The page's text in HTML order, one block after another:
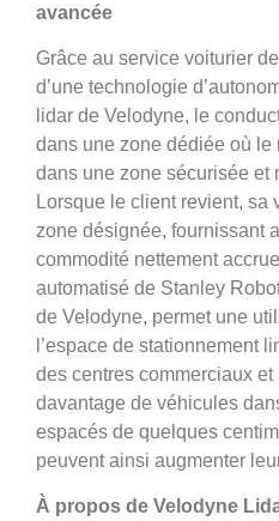
avancée
Grâce au service voiturier
d’une technologie
lidar de Velodyne, le
dans une zone dédiée où le
dans une zone sécurisée et
Lorsque le client revient, sa
zone désignée, fournissant
commodité nettement
automatisé de Stanley
de Velodyne, permet une
l’espace de stationnement
des centres commerciaux et
davantage de véhicules
espacés de quelques
peuvent ainsi augmenter
À propos de Velodyne